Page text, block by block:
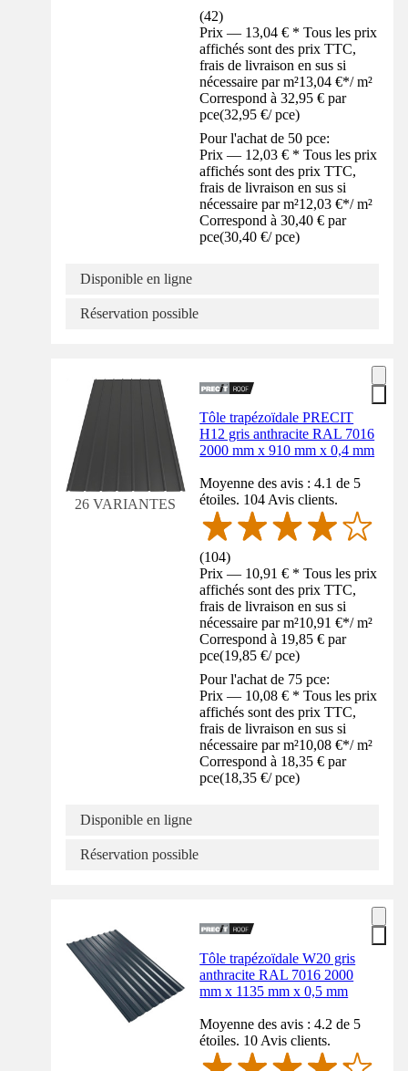
(42)
Prix — 13,04 € * Tous les prix
affichés sont des prix TTC,
frais de livraison en sus si
nécessaire par m²13,04 €*/ m²
Correspond à 32,95 € par
pce(32,95 €/ pce)
Pour l'achat de 50 pce:
Prix — 12,03 € * Tous les prix
affichés sont des prix TTC,
frais de livraison en sus si
nécessaire par m²12,03 €*/ m²
Correspond à 30,40 € par
pce(30,40 €/ pce)
Disponible en ligne
Réservation possible
26 VARIANTES
Tôle trapézoïdale PRECIT
H12 gris anthracite RAL 7016
2000 mm x 910 mm x 0,4 mm
Moyenne des avis : 4.1 de 5
étoiles. 104 Avis clients.
(104)
Prix — 10,91 € * Tous les prix
affichés sont des prix TTC,
frais de livraison en sus si
nécessaire par m²10,91 €*/ m²
Correspond à 19,85 € par
pce(19,85 €/ pce)
Pour l'achat de 75 pce:
Prix — 10,08 € * Tous les prix
affichés sont des prix TTC,
frais de livraison en sus si
nécessaire par m²10,08 €*/ m²
Correspond à 18,35 € par
pce(18,35 €/ pce)
Disponible en ligne
Réservation possible
Tôle trapézoïdale W20 gris
anthracite RAL 7016 2000
mm x 1135 mm x 0,5 mm
Moyenne des avis : 4.2 de 5
étoiles. 10 Avis clients.